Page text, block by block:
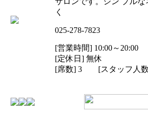
く
025-278-7823
[営業時間] 10:00～20:00
[定休日] 無休
[席数] 3 [スタッフ人